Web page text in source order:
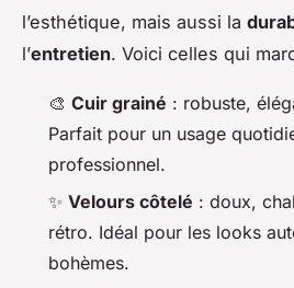
l’esthétique, mais aussi la
l’entretien. Voici celles qui
🎨 Cuir grainé : robuste,
Parfait pour un usage
professionnel.
✨ Velours côtelé : doux,
rétro. Idéal pour les looks
bohèmes.